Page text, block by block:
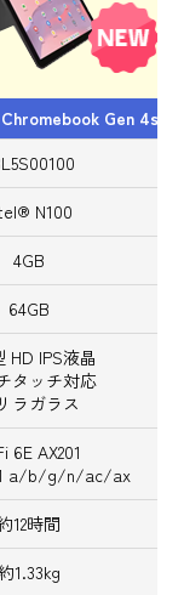
Gen 4s
N100
4GB
64GB
HD IPS液晶
タッチ対応
ラガラス
6E AX201
a/b/g/n/ac/ax
12時間
1.33kg